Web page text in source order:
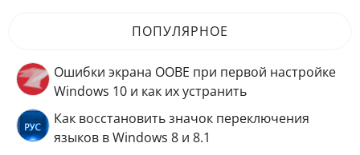
ПОПУЛЯРНОЕ
Ошибки экрана OOBE при первой настройке
Windows 10 и как их устранить
Как восстановить значок переключения
языков в Windows 8 и 8.1